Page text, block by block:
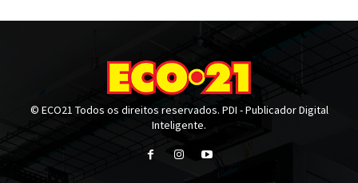
© ECO21 Todos os direitos reservados. PDI - Publicador Digital
Inteligente.